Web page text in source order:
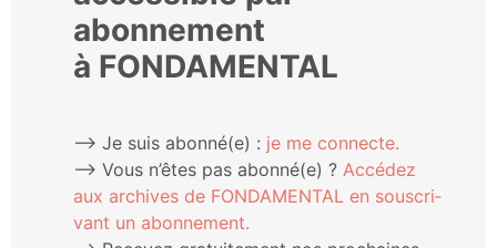
abonnement
à FONDAMENTAL
⟶ Je suis abonné(e) : je me connecte.
⟶ Vous n’êtes pas abonné(e) ? Accé­dez
aux archives de FONDAMENTAL en sous­cri­
vant un abonnement.